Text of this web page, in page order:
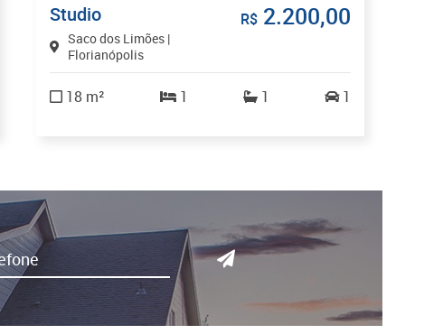
Studio
Saco dos Limões |
Florianópolis
R$2.200,00
18 m² 1 1 1